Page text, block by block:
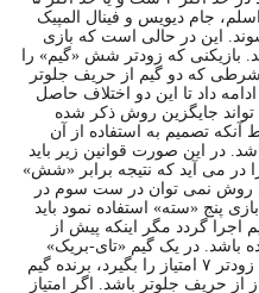
جام دیویس و فینال المپیک
این در حالی است که بازی
حد اکثر ۳ ست هستند. بازیکنی که زودتر شش «گیم» را
که دو گیم از حریف جلوتر
داد تا این دو اختلاف حاصل
جایگزین روش ذکر شده
تصمیم به استفاده از آن
در این صورت قوانین زیر باید
در می آید که نتیجه برابر «شش»
روش نمی توان در ست سوم در
پنج «سته» استفاده نمود باید
اجرا گردد مگر اینکه پیش از
باشد. در یک گیم «تای-بریک»
روش زیر اعمال می شود. بازیکنی که زودتر ۷ امتیاز را بگیرد، برنده گیم
حریف جلوتر باشد. اگر امتیاز